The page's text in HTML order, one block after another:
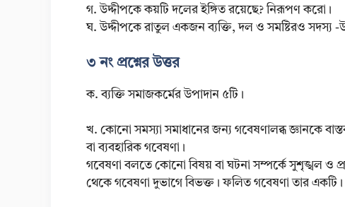
গ. উদ্দীপকে কয়টি দলের ইঙ্গিত রয়েছে? নিরূপণ করো।
ঘ. উদ্দীপকে রাতুল একজন ব্যক্তি, দল ও সমষ্টিরও সদস্য -
৩ নং প্রশ্নের উত্তর
ক. ব্যক্তি সমাজকর্মের উপাদান ৫টি।
খ. কোনো সমস্যা সমাধানের জন্য গবেষণালব্ধ জ্ঞানকে
বা ব্যবহারিক গবেষণা।
গবেষণা বলতে কোনো বিষয় বা ঘটনা সম্পর্কে সুশৃঙ্খল ও
থেকে গবেষণা দুভাগে বিভক্ত। ফলিত গবেষণা তার একটি।